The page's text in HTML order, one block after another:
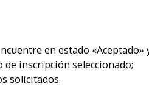
en estado «Aceptado»
inscripción seleccionado;
solicitados.